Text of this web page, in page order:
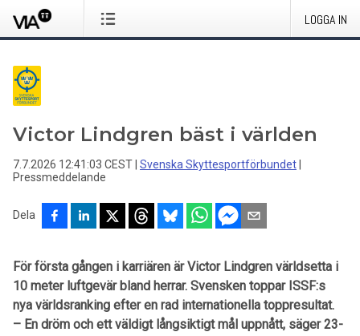
LOGGA IN
Victor Lindgren bäst i världen
7.7.2026 12:41:03 CEST Svenska Skyttesportförbundet
Pressmeddelande
Dela
För första gången i karriären är Victor Lindgren världsetta i
10 meter luftgevär bland herrar. Svensken toppar ISSF:s
nya världsranking efter en rad internationella toppresultat.
– En dröm och ett väldigt långsiktigt mål uppnått, säger 23-